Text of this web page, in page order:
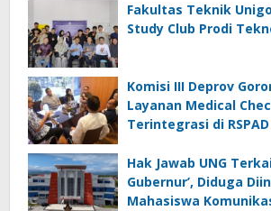
Fakultas Teknik
Study Club Prodi
Komisi III Deprov
Layanan Medical
Terintegrasi di RSPAD
Hak Jawab UNG
Gubernur’, Diduga
Mahasiswa